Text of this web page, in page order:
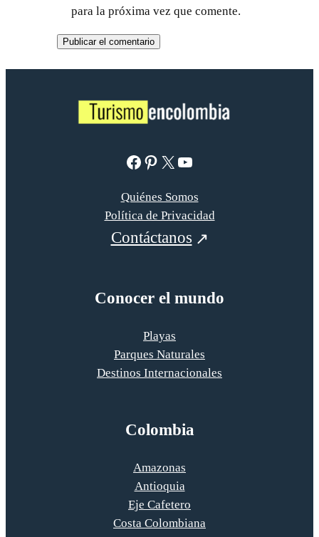
para la próxima vez que comente.
Facebook Pinterest X YouTube
Quiénes Somos
Política de Privacidad
Contáctanos
Conocer el mundo
Playas
Parques Naturales
Destinos Internacionales
Colombia
Amazonas
Antioquia
Eje Cafetero
Costa Colombiana